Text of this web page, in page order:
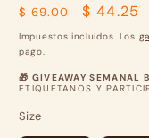
Precio
habitual
$ 69.00
Precio
de
$ 44.25
Impuestos incluidos. Los
pago.
🎁 GIVEAWAY SEMANAL
ETIQUETANOS Y
Size